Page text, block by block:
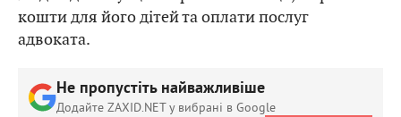
кошти для його дітей та оплати послуг
адвоката.
Не пропустіть найважливіше
Додайте ZAXID.NET у вибрані в Google